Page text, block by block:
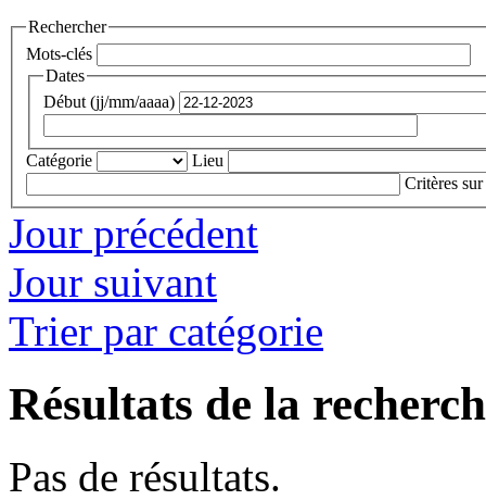
Rechercher
Mots-clés
Dates
Début (jj/mm/aaaa)
Catégorie
Lieu
Critères sur
Jour précédent
Jour suivant
Trier par catégorie
Résultats de la
Pas de résultats.